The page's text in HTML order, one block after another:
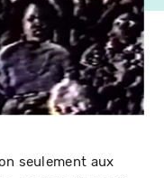
seulement aux